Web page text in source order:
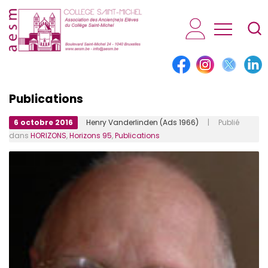
AESM...
Publications
6 octobre 2016 Henry Vanderlinden (Ads 1966) | Publié
dans HORIZONS,Horizons 95,Publications